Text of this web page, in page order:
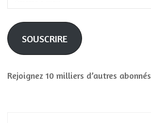
e-
mail
SOUSCRIRE
Rejoignez 10 milliers d’autres abonnés